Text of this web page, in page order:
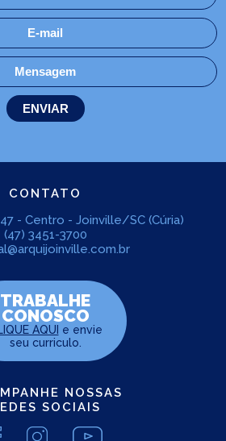
CONTATO
- Centro - Joinville/SC (Cúria)
(47) 3451-3700
TRABALHE
CONOSCO
AQUI e envie
seu curriculo.
NOSSAS
SOCIAIS